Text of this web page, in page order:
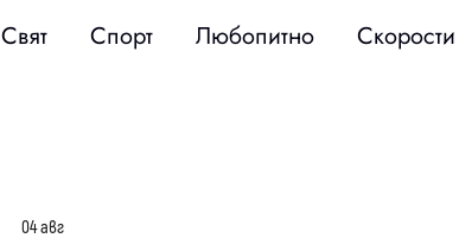
Свят Спорт Любопитно Скорости
04 авг